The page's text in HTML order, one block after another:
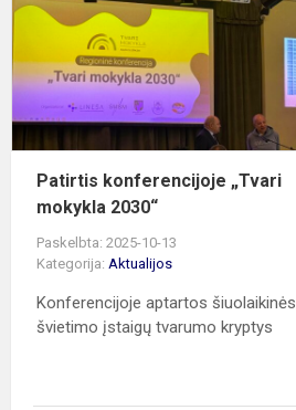
kibernetinio
mėnuo!
Patirtis konferencijoje „Tvari
mokykla 2030“
Paskelbta: 2025-10-13
Kategorija:Aktualijos
Konferencijoje aptartos šiuolaikinės
švietimo įstaigų tvarumo kryptys